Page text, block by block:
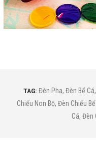
TAG: Đèn Pha, Đèn Bể Cá,
Chiếu Non Bộ, Đèn Chiếu
Cá, Đèn